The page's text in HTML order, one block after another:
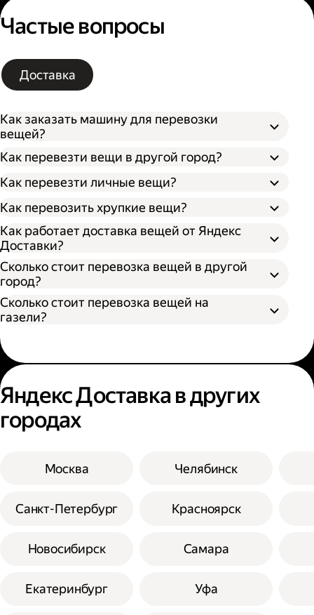
Частые вопросы
Доставка
Как заказать машину для перевозки
вещей?
Как перевезти вещи в другой город?
Как перевезти личные вещи?
Как перевозить хрупкие вещи?
Как работает доставка вещей от Яндекс
Доставки?
Сколько стоит перевозка вещей в другой
город?
Сколько стоит перевозка вещей на
газели?
Яндекс Доставка в других
городах
Москва
Санкт-Петербург
Новосибирск
Екатеринбург
Челябинск
Красноярск
Самара
Уфа